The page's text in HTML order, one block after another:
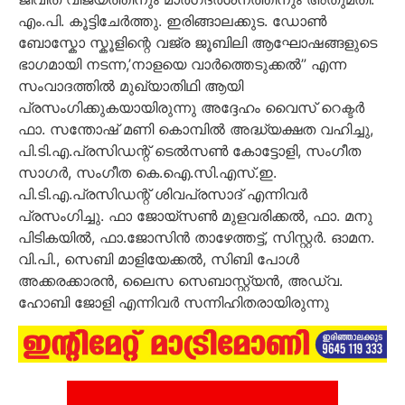
എം.പി. കൂട്ടിചേർത്തു. ഇരിങ്ങാലക്കുട. ഡോൺ
ബോസ്കോ സ്കൂളിന്റെ വജ്ര ജൂബിലി ആഘോഷങ്ങളുടെ
ഭാഗമായി നടന്ന,’നാളയെ വാർത്തെടുക്കൽ” എന്ന
സംവാദത്തിൽ മുഖ്യാതിഥി ആയി
പ്രസംഗിക്കുകയായിരുന്നു അദ്ദേഹം വൈസ് റെക്ടർ
ഫാ. സന്തോഷ് മണി കൊമ്പിൽ അദ്ധ്യക്ഷത വഹിച്ചു,
പി.ടി.എ.പ്രസിഡന്റ് ടെൽസൺ കോട്ടോളി, സംഗീത
സാഗർ, സംഗീത കെ.ഐ.സി.എസ്.ഇ.
പി.ടി.എ.പ്രസിഡന്റ് ശിവപ്രസാദ് എന്നിവർ
പ്രസംഗിച്ചു. ഫാ ജോയ്സൺ മുളവരിക്കൽ, ഫാ. മനു
പിടികയിൽ, ഫാ.ജോസിൻ താഴേത്തട്ട്, സിസ്റ്റർ. ഓമന.
വി.പി., സെബി മാളിയേക്കൽ, സിബി പോൾ
അക്കരക്കാരൻ, ലൈസ സെബാസ്റ്റ്യൻ, അഡ്വ.
ഹോബി ജോളി എന്നിവർ സന്നിഹിതരായിരുന്നു